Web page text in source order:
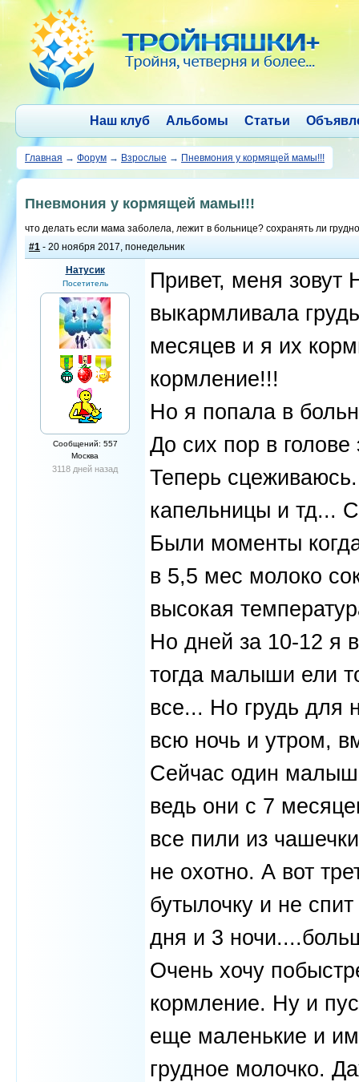
Наш клуб Альбомы Статьи
Главная → Форум → Взрослые → Пневмония у кормящей мамы!!!
Пневмония у кормящей мамы!!!
что делать если мама заболела, лежит в больнице? сохранять ли
#1 - 20 ноября 2017, понедельник
Натусик
Посетитель
Сообщений: 557
Москва
3118 дней назад
Привет, меня зовут
выкармливала
месяцев и я их
кормление!!!
Но я попала в
До сих пор в
Теперь
капельницы и тд...
Были моменты
в 5,5 мес молоко
высокая
Но дней за 10-12 я
тогда малыши ели
все... Но грудь для
всю ночь и утром,
Сейчас один малыш
ведь они с 7
все пили из
не охотно. А вот
бутылочку и не
дня и 3
Очень хочу
кормление. Ну и
еще маленькие и
грудное молочко.